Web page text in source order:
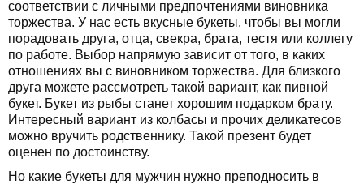
соответствии с личными предпочтениями виновника
торжества. У нас есть вкусные букеты, чтобы вы могли
порадовать друга, отца, свекра, брата, тестя или коллегу
по работе. Выбор напрямую зависит от того, в каких
отношениях вы с виновником торжества. Для близкого
друга можете рассмотреть такой вариант, как пивной
букет. Букет из рыбы станет хорошим подарком брату.
Интересный вариант из колбасы и прочих деликатесов
можно вручить родственнику. Такой презент будет
оценен по достоинству.
Но какие букеты для мужчин нужно преподносить в